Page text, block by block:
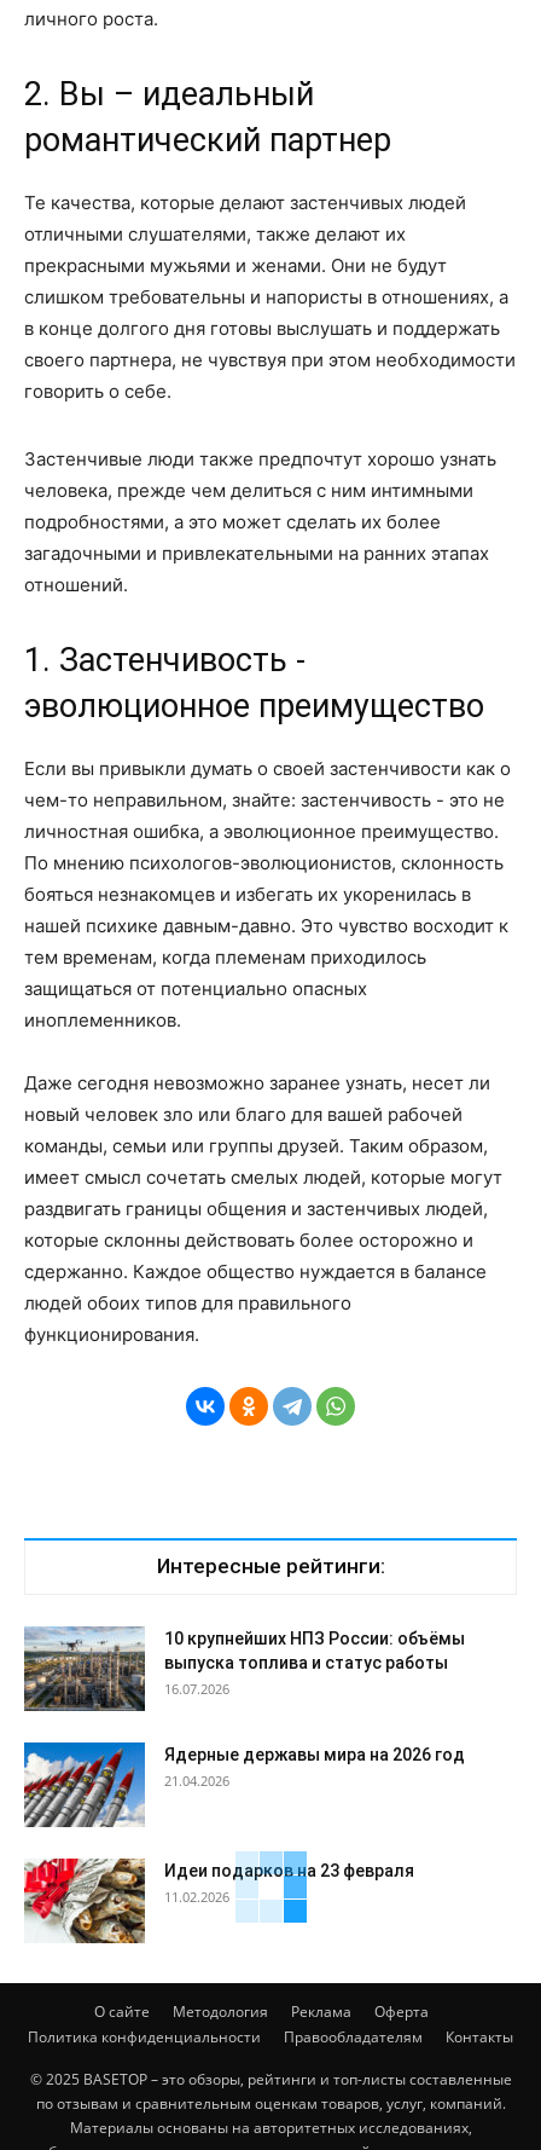
личного роста.
2. Вы – идеальный
романтический партнер
Те качества, которые делают застенчивых людей
отличными слушателями, также делают их
прекрасными мужьями и женами. Они не будут
слишком требовательны и напористы в отношениях, а
в конце долгого дня готовы выслушать и поддержать
своего партнера, не чувствуя при этом необходимости
говорить о себе.
Застенчивые люди также предпочтут хорошо узнать
человека, прежде чем делиться с ним интимными
подробностями, а это может сделать их более
загадочными и привлекательными на ранних этапах
отношений.
1. Застенчивость -
эволюционное преимущество
Если вы привыкли думать о своей застенчивости как о
чем-то неправильном, знайте: застенчивость - это не
личностная ошибка, а эволюционное преимущество.
По мнению психологов-эволюционистов, склонность
бояться незнакомцев и избегать их укоренилась в
нашей психике давным-давно. Это чувство восходит к
тем временам, когда племенам приходилось
защищаться от потенциально опасных
иноплеменников.
Даже сегодня невозможно заранее узнать, несет ли
новый человек зло или благо для вашей рабочей
команды, семьи или группы друзей. Таким образом,
имеет смысл сочетать смелых людей, которые могут
раздвигать границы общения и застенчивых людей,
которые склонны действовать более осторожно и
сдержанно. Каждое общество нуждается в балансе
людей обоих типов для правильного
функционирования.
Интересные рейтинги:
10 крупнейших НПЗ России: объёмы
выпуска топлива и статус работы
16.07.2026
Ядерные державы мира на 2026 год
21.04.2026
Идеи подарков на 23 февраля
11.02.2026
О сайте Методология Реклама
Оферта
Политика конфиденциальности
Правообладателям Контакты
© 2025 BASETOP – это обзоры, рейтинги и топ-листы составленные
по отзывам и сравнительным оценкам товаров, услуг, компаний.
Материалы основаны на авторитетных исследованиях,